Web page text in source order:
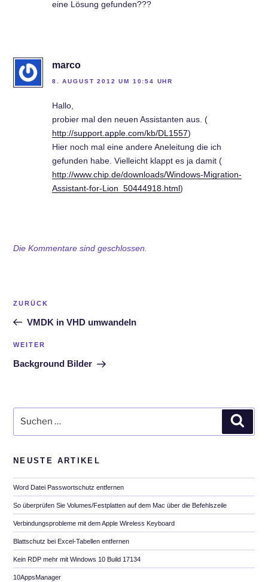
eine Lösung gefunden???
marco
8. AUGUST 2012 UM 10:54 UHR
Hallo,
probier mal den neuen Assistanten aus. (
http://support.apple.com/kb/DL1557)
Hier noch mal eine andere Aneleitung die ich
gefunden habe. Vielleicht klappt es ja damit (
http://www.chip.de/downloads/Windows-Migration-
Assistant-for-Lion_50444918.html)
Die Kommentare sind geschlossen.
Beitrags-
Navigation
Vorheriger
ZURÜCK
VMDK in VHD umwandeln
Nächster
WEITER
Background Bilder
nach:
NEUSTE ARTIKEL
Word Datei Passwortschutz entfernen
So überprüfen Sie Volumes/Festplatten auf dem Mac über die Befehlszeile
Verbindungsprobleme mit dem Apple Wireless Keyboard
Blattschutz bei Excel-Tabellen entfernen
Kein RDP mehr mit Windows 10 Build 17134
10AppsManager